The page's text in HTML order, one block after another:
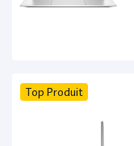
Top Produit